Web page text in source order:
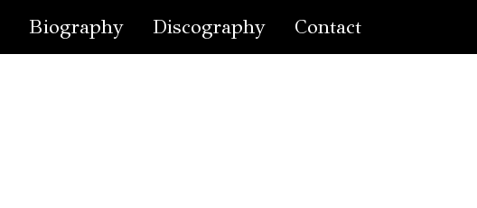
Biography Discography Contact